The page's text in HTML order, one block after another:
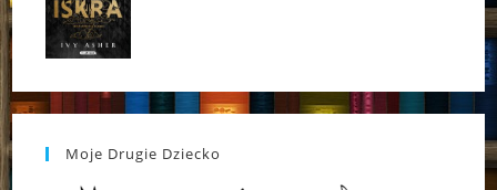
Moje Drugie Dziecko